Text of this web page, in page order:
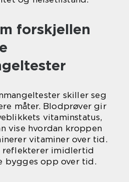
forskjellen
skiller seg
måter. Blodprøver gir
vitaminstatus,
vise hvordan kroppen
vitaminer over tid.
reflekterer imidlertid
bygges opp over tid.